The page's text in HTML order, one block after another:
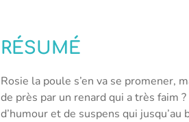
RÉSUMÉ
Rosie la poule s’en va se promener,
de près par un renard qui a très faim
d’humour et de suspens qui